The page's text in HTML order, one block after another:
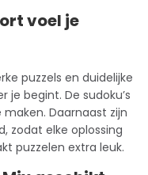
voel je
puzzels en duidelijke
begint. De sudoku’s
Daarnaast zijn
zodat elke oplossing
puzzelen extra leuk.